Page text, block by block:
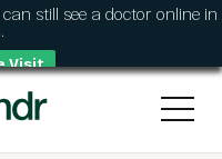
still see a doctor online in
Visit